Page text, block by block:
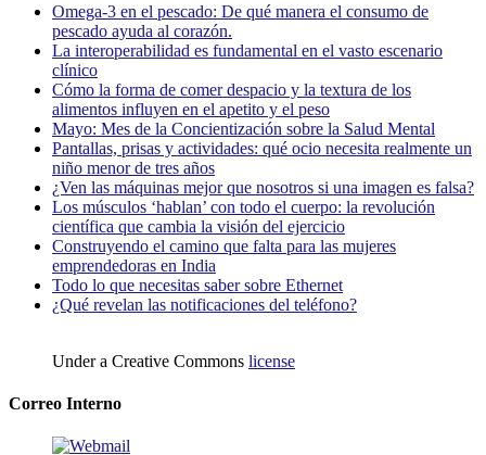
Omega-3 en el pescado: De qué manera el consumo de
pescado ayuda al corazón.
La interoperabilidad es fundamental en el vasto escenario
clínico
Cómo la forma de comer despacio y la textura de los
alimentos influyen en el apetito y el peso
Mayo: Mes de la Concientización sobre la Salud Mental
Pantallas, prisas y actividades: qué ocio necesita realmente un
niño menor de tres años
¿Ven las máquinas mejor que nosotros si una imagen es falsa?
Los músculos ‘hablan’ con todo el cuerpo: la revolución
científica que cambia la visión del ejercicio
Construyendo el camino que falta para las mujeres
emprendedoras en India
Todo lo que necesitas saber sobre Ethernet
¿Qué revelan las notificaciones del teléfono?
Under a Creative Commons license
Correo Interno